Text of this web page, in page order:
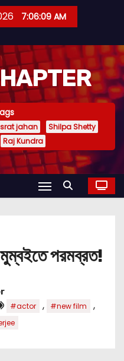
7:06:10 AM
jahan
Shilpa Shetty
Raj Kundra
মুম্বইতে পরমব্রত!
#actor , #new film ,